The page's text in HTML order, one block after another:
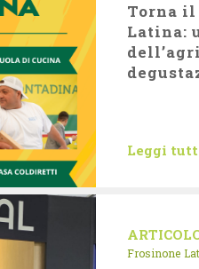
Torna
Latina:
Leggi
Frosinone